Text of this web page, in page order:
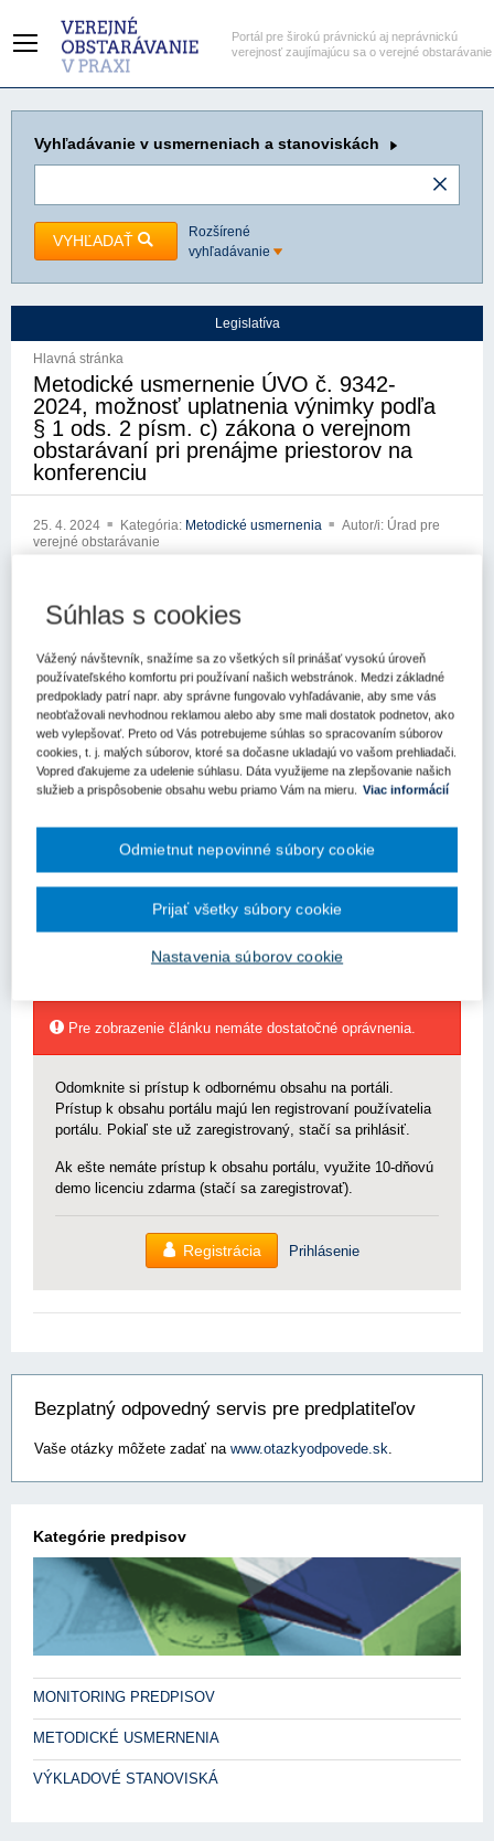
Portál pre širokú právnickú aj neprávnickú
verejnosť zaujímajúcu sa o verejné obstarávanie
Vyhľadávanie v usmerneniach a stanoviskách
VYHĽADAŤ
Rozšírené
vyhľadávanie
Legislatíva
Hlavná stránka
Metodické usmernenie ÚVO č. 9342-
2024, možnosť uplatnenia výnimky podľa
§ 1 ods. 2 písm. c) zákona o verejnom
obstarávaní pri prenájme priestorov na
konferenciu
25. 4. 2024 Kategória: Metodické usmernenia
Autor/i: Úrad pre
verejné obstarávanie
xxxxxxxxx xxxxxxxxxx
xxxxx xxx xxxxxxx xxxxxxxxxxxx
xxxxxxxxxxx xxxxxxxxx
xxxxxxxxxxxxx xxxxxx xx xxx xxxxxxxxx xxx xx xxxxxili na Úrad
pre verejné obstarávanie (ďalej len „úrad“) so žiadosťou o
usmernenie k aplikácii zákona č. 343/2015 Z.z. o verejnom
xxxxxxxxxx xxxxxxxxx xxxxxx xxx xxxxxx x xxxxxxxx
xxxxxxxxxxxxxx
x xxxxxxxx x xxxxxxxxx xxxxxxxxxx xx xxxxx xxxate:
„Verejný obstarávateľ má v úmysle zadávať nadlimitnú zákazku na
poskytnutie služieb, ktorej predmetom bude organizácia 21
Pre zobrazenie článku nemáte dostatočné oprávnenia.
Odomknite si prístup k odbornému obsahu na portáli.
Prístup k obsahu portálu majú len registrovaní používatelia
portálu. Pokiaľ ste už zaregistrovaný, stačí sa prihlásiť.
Ak ešte nemáte prístup k obsahu portálu, využite 10-dňovú
demo licenciu zdarma (stačí sa zaregistrovať).
Registrácia Prihlásenie
Bezplatný odpovedný servis pre predplatiteľov
Vaše otázky môžete zadať na www.otazkyodpovede.sk.
Kategórie predpisov
MONITORING PREDPISOV
METODICKÉ USMERNENIA
VÝKLADOVÉ STANOVISKÁ
Súhlas s cookies
Vážený návštevník, snažíme sa zo všetkých síl prinášať vysokú úroveň
používateľského komfortu pri používaní našich webstránok. Medzi základné
predpoklady patrí napr. aby správne fungovalo vyhľadávanie, aby sme vás
neobťažovali nevhodnou reklamou alebo aby sme mali dostatok podnetov, ako
web vylepšovať. Preto od Vás potrebujeme súhlas so spracovaním súborov
cookies, t. j. malých súborov, ktoré sa dočasne ukladajú vo vašom prehliadači.
Vopred ďakujeme za udelenie súhlasu. Dáta využijeme na zlepšovanie našich
služieb a prispôsobenie obsahu webu priamo Vám na mieru.
Viac informácií
Nastavenia súborov cookie
Odmietnut nepovinné súbory cookie
Prijať všetky súbory cookie